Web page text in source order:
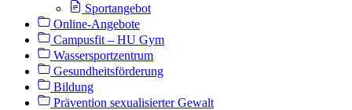
Sportangebot
Online-Angebote
Campusfit – HU Gym
Wassersportzentrum
Gesundheitsförderung
Bildung
Prävention sexualisierter Gewalt